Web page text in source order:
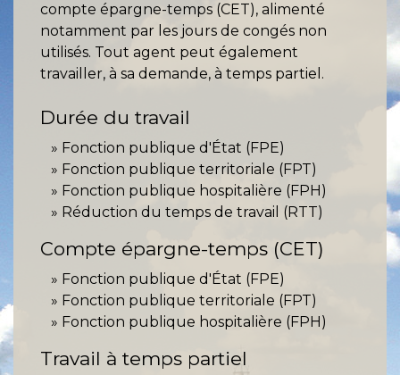
compte épargne-temps (CET), alimenté
notamment par les jours de congés non
utilisés. Tout agent peut également
travailler, à sa demande, à temps partiel.
Durée du travail
Fonction publique d'État (FPE)
Fonction publique territoriale (FPT)
Fonction publique hospitalière (FPH)
Réduction du temps de travail (RTT)
Compte épargne-temps (CET)
Fonction publique d'État (FPE)
Fonction publique territoriale (FPT)
Fonction publique hospitalière (FPH)
Travail à temps partiel